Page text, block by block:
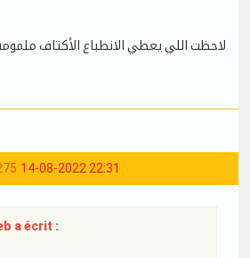
لاحظت اللي يعطي الانطباع الأكتاف
14-08-2022 22:31
a écrit :